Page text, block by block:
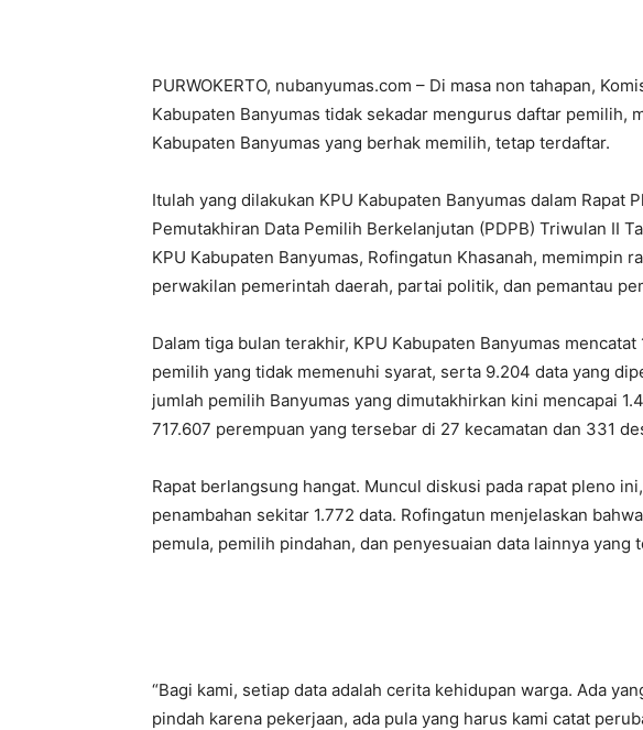
PURWOKERTO, nubanyumas.com – Di masa non tahapan,
Kabupaten Banyumas tidak sekadar mengurus daftar pemilih,
Kabupaten Banyumas yang berhak memilih, tetap terdaftar.
Itulah yang dilakukan KPU Kabupaten Banyumas dalam Rapat
Pemutakhiran Data Pemilih Berkelanjutan (PDPB) Triwulan II
KPU Kabupaten Banyumas, Rofingatun Khasanah, memimpin
perwakilan pemerintah daerah, partai politik, dan pemantau
Dalam tiga bulan terakhir, KPU Kabupaten Banyumas
pemilih yang tidak memenuhi syarat, serta 9.204 data yang
jumlah pemilih Banyumas yang dimutakhirkan kini mencapai
717.607 perempuan yang tersebar di 27 kecamatan dan 331
Rapat berlangsung hangat. Muncul diskusi pada rapat pleno
penambahan sekitar 1.772 data. Rofingatun menjelaskan
pemula, pemilih pindahan, dan penyesuaian data lainnya
“Bagi kami, setiap data adalah cerita kehidupan warga. Ada
pindah karena pekerjaan, ada pula yang harus kami catat